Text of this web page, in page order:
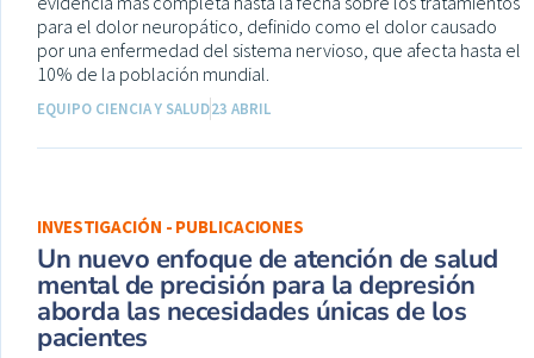
para el dolor neuropático, definido como el dolor causado
por una enfermedad del sistema nervioso, que afecta hasta el
10% de la población mundial.
EQUIPO CIENCIA Y SALUD23 ABRIL
INVESTIGACIÓN - PUBLICACIONES
Un nuevo enfoque de atención de salud
mental de precisión para la depresión
aborda las necesidades únicas de los
pacientes